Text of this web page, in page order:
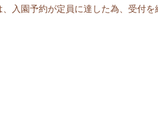
入園予約が定員に達した為、受付